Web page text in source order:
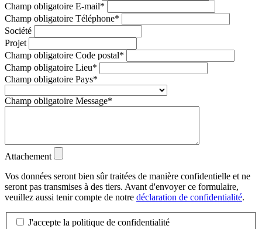
Champ obligatoire E-mail*
Champ obligatoire Téléphone*
Société
Projet
Champ obligatoire Code postal*
Champ obligatoire Lieu*
Champ obligatoire Pays*
Champ obligatoire Message*
Attachement
Vos données seront bien sûr traitées de manière confidentielle et ne
seront pas transmises à des tiers. Avant d'envoyer ce formulaire,
veuillez aussi tenir compte de notre déclaration de confidentialité.
J'accepte la politique de confidentialité